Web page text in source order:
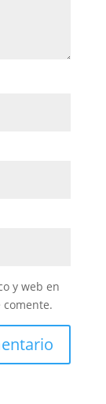
y web en